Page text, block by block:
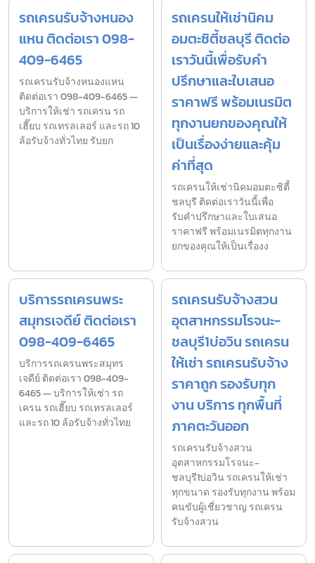
รถเครนรับจ้างหนอง
แหน ติดต่อเรา 098-
409-6465
รถเครนรับจ้างหนองแหน
ติดต่อเรา 098-409-6465 —
บริการให้เช่า รถเครน รถ
เฮี๊ยบ รถเทรลเลอร์ และรถ 10
ล้อรับจ้างทั่วไทย รับยก
รถเครนให้เช่านิคม
อมตะซิตี้ชลบุรี ติดต่อ
เราวันนี้เพื่อรับคำ
ปรึกษาและใบเสนอ
ราคาฟรี พร้อมเนรมิต
ทุกงานยกของคุณให้
เป็นเรื่องง่ายและคุ้ม
ค่าที่สุด
รถเครนให้เช่านิคมอมตะซิตี้
ชลบุรี ติดต่อเราวันนี้เพื่อ
รับคำปรึกษาและใบเสนอ
ราคาฟรี พร้อมเนรมิตทุกงาน
ยกของคุณให้เป็นเรื่องง
บริการรถเครนพระ
สมุทรเจดีย์ ติดต่อเรา
098-409-6465
บริการรถเครนพระสมุทร
เจดีย์ ติดต่อเรา 098-409-
6465 — บริการให้เช่า รถ
เครน รถเฮี๊ยบ รถเทรลเลอร์
และรถ 10 ล้อรับจ้างทั่วไทย
รถเครนรับจ้างสวน
อุตสาหกรรมโรจนะ-
ชลบุรี1บ่อวิน รถเครน
ให้เช่า รถเครนรับจ้าง
ราคาถูก รองรับทุก
งาน บริการ ทุกพื้นที่
ภาคตะวันออก
รถเครนรับจ้างสวน
อุตสาหกรรมโรจนะ-
ชลบุรี1บ่อวิน รถเครนให้เช่า
ทุกขนาด รองรับทุกงาน พร้อม
คนขับผู้เชี่ยวชาญ รถเครน
รับจ้างสวน